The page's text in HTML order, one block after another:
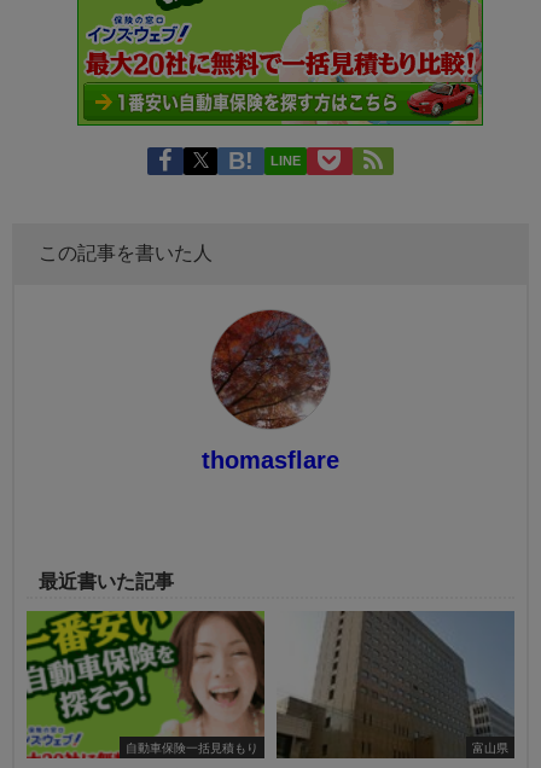
LINE
この記事を書いた人
thomasflare
最近書いた記事
自動車保険一括見積もり 富山県